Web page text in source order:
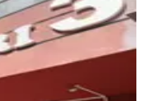
Kat Apart
katı·05.08.2026